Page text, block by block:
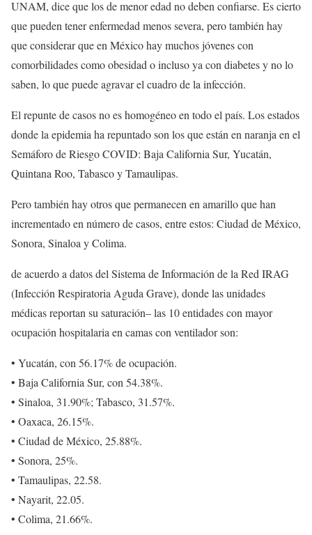
UNAM, dice que los de menor edad no deben confiarse. Es cierto
que pueden tener enfermedad menos severa, pero también hay
que considerar que en México hay muchos jóvenes con
comorbilidades como obesidad o incluso ya con diabetes y no lo
saben, lo que puede agravar el cuadro de la infección.
El repunte de casos no es homogéneo en todo el país. Los estados
donde la epidemia ha repuntado son los que están en naranja en el
Semáforo de Riesgo COVID: Baja California Sur, Yucatán,
Quintana Roo, Tabasco y Tamaulipas.
Pero también hay otros que permanecen en amarillo que han
incrementado en número de casos, entre estos: Ciudad de México,
Sonora, Sinaloa y Colima.
de acuerdo a datos del Sistema de Información de la Red IRAG
(Infección Respiratoria Aguda Grave), donde las unidades
médicas reportan su saturación– las 10 entidades con mayor
ocupación hospitalaria en camas con ventilador son:
• Yucatán, con 56.17% de ocupación.
• Baja California Sur, con 54.38%.
• Sinaloa, 31.90%; Tabasco, 31.57%.
• Oaxaca, 26.15%.
• Ciudad de México, 25.88%.
• Sonora, 25%.
• Tamaulipas, 22.58.
• Nayarit, 22.05.
• Colima, 21.66%.